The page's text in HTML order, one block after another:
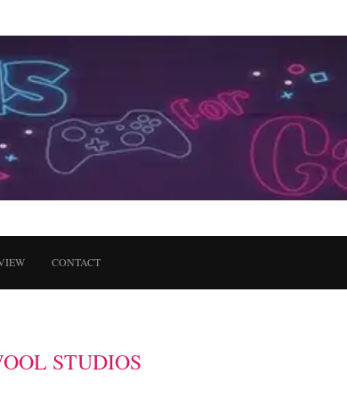
CONTACT
STUDIOS